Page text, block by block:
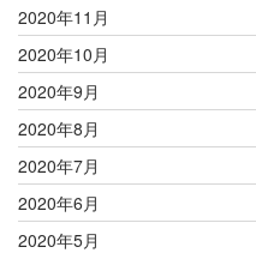
2020年11月
2020年10月
2020年9月
2020年8月
2020年7月
2020年6月
2020年5月